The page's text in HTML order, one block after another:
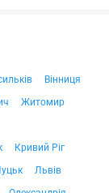
Вінниця
Житомир
Кривий Ріг
Львів